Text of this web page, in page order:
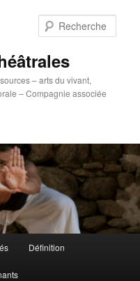
– arts du vivant,
– Compagnie associée
Définition